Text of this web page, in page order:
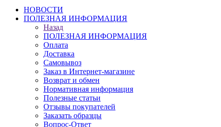
НОВОСТИ
ПОЛЕЗНАЯ ИНФОРМАЦИЯ
Назад
ПОЛЕЗНАЯ ИНФОРМАЦИЯ
Оплата
Доставка
Самовывоз
Заказ в Интернет-магазине
Возврат и обмен
Нормативная информация
Полезные статьи
Отзывы покупателей
Заказать образцы
Вопрос-Ответ